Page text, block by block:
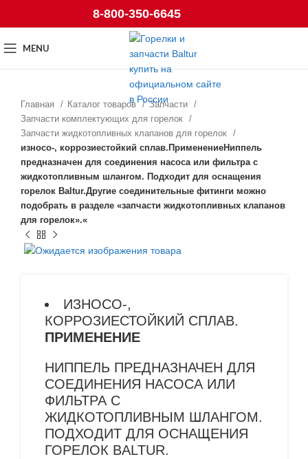
8-800-350-6645
MENU
Главная Каталог товаров
Запчасти
Запчасти комплектующих для горелок
Запчасти жидкотопливных клапанов для горелок
износо-, коррозиестойкий сплав.ПрименениеНиппель
предназначен для соединения насоса или фильтра с
жидкотопливным шлангом. Подходит для оснащения
горелок Baltur.Другие соединительные фитинги можно
подобрать в разделе «запчасти жидкотопливных клапанов
для горелок».«
ИЗНОСО-,
КОРРОЗИЕСТОЙКИЙ СПЛАВ.
ПРИМЕНЕНИЕ
НИППЕЛЬ ПРЕДНАЗНАЧЕН ДЛЯ
СОЕДИНЕНИЯ НАСОСА ИЛИ
ФИЛЬТРА С
ЖИДКОТОПЛИВНЫМ ШЛАНГОМ.
ПОДХОДИТ ДЛЯ ОСНАЩЕНИЯ
ГОРЕЛОК BALTUR.